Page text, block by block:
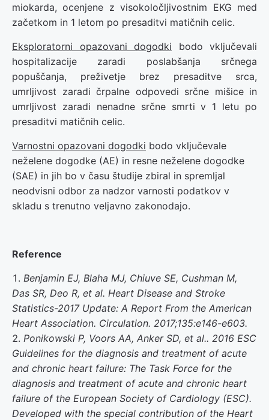
miokarda, ocenjene z visokoločljivostnim EKG med
začetkom in 1 letom po presaditvi matičnih celic.
Eksploratorni opazovani dogodki bodo vključevali
hospitalizacije zaradi poslabšanja srčnega
popuščanja, preživetje brez presaditve srca,
umrljivost zaradi črpalne odpovedi srčne mišice in
umrljivost zaradi nenadne srčne smrti v 1 letu po
presaditvi matičnih celic.
Varnostni opazovani dogodki bodo vključevale
neželene dogodke (AE) in resne neželene dogodke
(SAE) in jih bo v času študije zbiral in spremljal
neodvisni odbor za nadzor varnosti podatkov v
skladu s trenutno veljavno zakonodajo.
Reference
Benjamin EJ, Blaha MJ, Chiuve SE, Cushman M,
Das SR, Deo R, et al. Heart Disease and Stroke
Statistics-2017 Update: A Report From the American
Heart Association. Circulation. 2017;135:e146-e603.
Ponikowski P, Voors AA, Anker SD, et al.. 2016 ESC
Guidelines for the diagnosis and treatment of acute
and chronic heart failure: The Task Force for the
diagnosis and treatment of acute and chronic heart
failure of the European Society of Cardiology (ESC).
Developed with the special contribution of the Heart